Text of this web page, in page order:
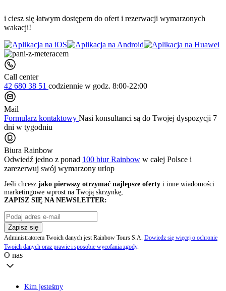
i ciesz się łatwym dostępem do ofert i rezerwacji wymarzonych
wakacji!
Call center
42 680 38 51 codziennie w godz. 8:00-22:00
Mail
Formularz kontaktowy Nasi konsultanci są do Twojej dyspozycji 7
dni w tygodniu
Biura Rainbow
Odwiedź jedno z ponad 100 biur Rainbow w całej Polsce i
zarezerwuj swój wymarzony urlop
Jeśli chcesz jako pierwszy otrzymać najlepsze oferty i inne wiadomości
marketingowe wprost na Twoją skrzynkę,
ZAPISZ SIĘ NA NEWSLETTER:
Zapisz się
Administratorem Twoich danych jest Rainbow Tours S.A. Dowiedz się więcej o ochronie
Twoich danych oraz prawie i sposobie wycofania zgody.
O nas
Kim jesteśmy